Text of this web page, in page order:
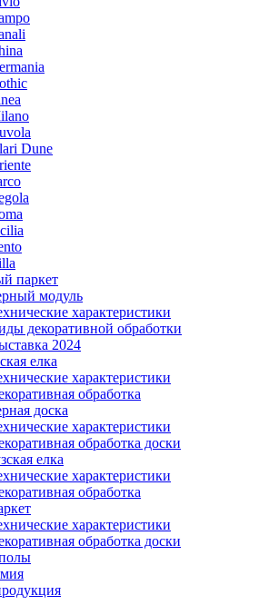
Dune
паркет
модуль
характеристики
декоративной обработки
2024
елка
характеристики
обработка
доска
характеристики
обработка доски
елка
характеристики
обработка
характеристики
обработка доски